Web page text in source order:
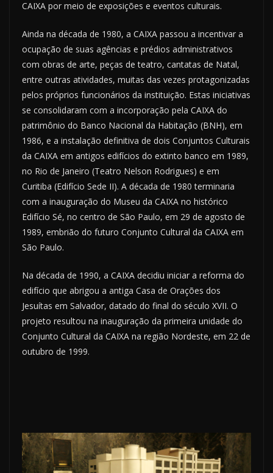
CAIXA por meio de exposições e eventos culturais.
Ainda na década de 1980, a CAIXA passou a incentivar a
ocupação de suas agências e prédios administrativos
com obras de arte, peças de teatro, cantatas de Natal,
entre outras atividades, muitas das vezes protagonizadas
pelos próprios funcionários da instituição. Estas iniciativas
se consolidaram com a incorporação pela CAIXA do
patrimônio do Banco Nacional da Habitação (BNH), em
1986, e a instalação definitiva de dois Conjuntos Culturais
da CAIXA em antigos edifícios do extinto banco em 1989,
no Rio de Janeiro (Teatro Nelson Rodrigues) e em
Curitiba (Edifício Sede II). A década de 1980 terminaria
com a inauguração do Museu da CAIXA no histórico
Edifício Sé, no centro de São Paulo, em 29 de agosto de
1989, embrião do futuro Conjunto Cultural da CAIXA em
São Paulo.
Na década de 1990, a CAIXA decidiu iniciar a reforma do
edifício que abrigou a antiga Casa de Orações dos
Jesuítas em Salvador, datado do final do século XVII. O
projeto resultou na inauguração da primeira unidade do
Conjunto Cultural da CAIXA na região Nordeste, em 22 de
outubro de 1999.